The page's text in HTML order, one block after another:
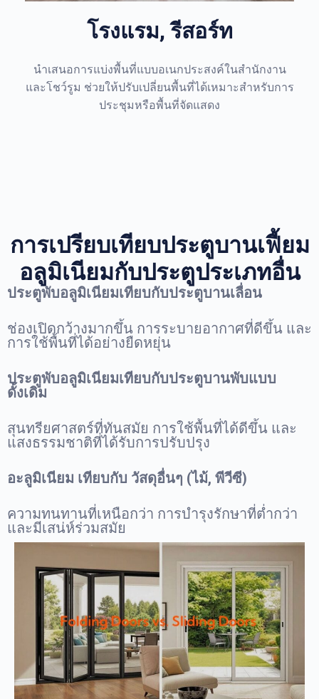
โรงแรม, รีสอร์ท
นำเสนอการแบ่งพื้นที่แบบอเนกประสงค์ในสำนักงาน
และโชว์รูม ช่วยให้ปรับเปลี่ยนพื้นที่ได้เหมาะสำหรับการ
ประชุมหรือพื้นที่จัดแสดง
การเปรียบเทียบประตูบานเฟี้ยม
อลูมิเนียมกับประตูประเภทอื่น
ประตูพับอลูมิเนียมเทียบกับประตูบานเลื่อน
ช่องเปิดกว้างมากขึ้น การระบายอากาศที่ดีขึ้น และ
การใช้พื้นที่ได้อย่างยืดหยุ่น
ประตูพับอลูมิเนียมเทียบกับประตูบานพับแบบ
ดั้งเดิม
สุนทรียศาสตร์ที่ทันสมัย การใช้พื้นที่ได้ดีขึ้น และ
แสงธรรมชาติที่ได้รับการปรับปรุง
อะลูมิเนียม เทียบกับ วัสดุอื่นๆ (ไม้, พีวีซี)
ความทนทานที่เหนือกว่า การบำรุงรักษาที่ต่ำกว่า
และมีเสน่ห์ร่วมสมัย